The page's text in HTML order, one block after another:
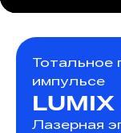
Тотальное
импульсе
Лазерная